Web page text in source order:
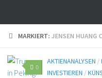
MARKIERT: JENSEN HUANG
0
AKTIENANALYSEN /
INVESTIEREN /